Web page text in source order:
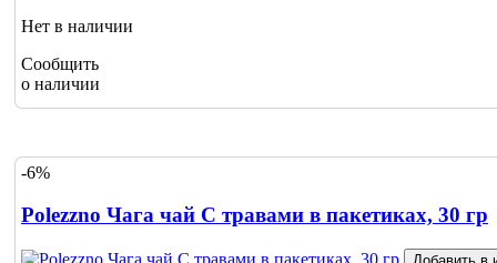
Нет в наличии
Сообщить
о наличии
-6%
Polezzno Чага чай С травами в пакетиках, 30 гр